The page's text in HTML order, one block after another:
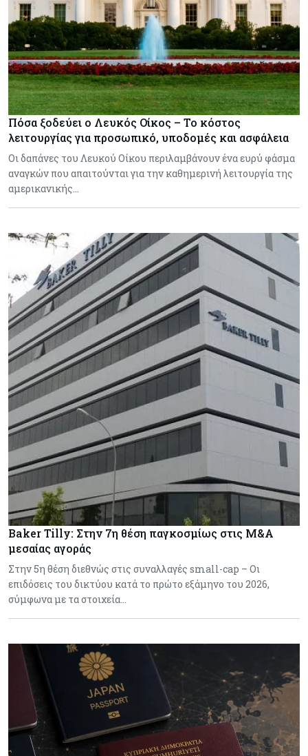
Πόσα ξοδεύει ο Λευκός Οίκος – Το κόστος
λειτουργίας για προσωπικό, υποδομές και ασφάλεια
Οι δαπάνες του Λευκού Οίκου περιλαμβάνουν ένα ευρύ φάσμα
αναγκών που απαιτούνται για την καθημερινή λειτουργία της
αμερικανικής…
Baker Tilly: Στην 7η θέση παγκοσμίως στις M&A
μεσαίας αγοράς
Στην 5η θέση διεθνώς στις συναλλαγές small-cap – Οι
επιδόσεις του δικτύου κατά το πρώτο εξάμηνο του 2026,
σύμφωνα με τα στοιχεία…